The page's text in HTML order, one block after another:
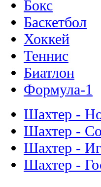
Бокс
Баскетбол
Хоккей
Теннис
Биатлон
Формула-1
Шахтер -
Шахтер -
Шахтер -
Шахтер -